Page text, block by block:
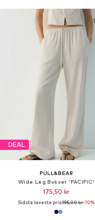
DEAL
PULL&BEAR
Wide Leg Bukser 'PACIFIC'
175,50 kr
Sidste laveste pris:195,00 kr-10%